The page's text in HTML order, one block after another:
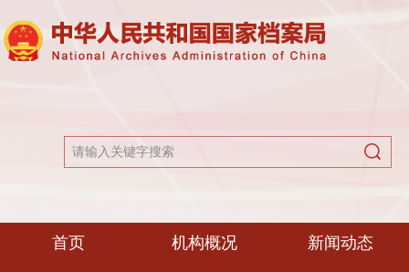
首页 机构概况 新闻动态